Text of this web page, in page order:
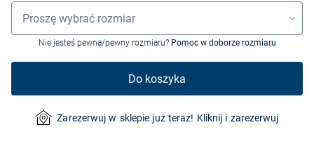
Wybór rozmiaru
Proszę wybrać rozmiar
Nie jesteś pewna/pewny rozmiaru? Pomoc w doborze rozmiaru
Do koszyka
Zarezerwuj w sklepie już teraz! Kliknij i zarezerwuj